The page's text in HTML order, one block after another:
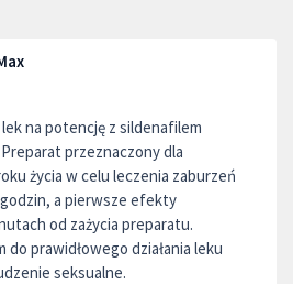
na potencję z sildenafilem
przeznaczony dla
życia w celu leczenia zaburzeń
godzin, a pierwsze efekty
od zażycia preparatu.
do prawidłowego działania leku
seksualne.